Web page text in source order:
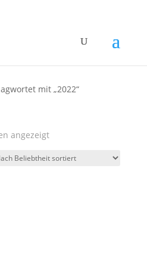
mit „2022“
angezeigtNach
sortiert